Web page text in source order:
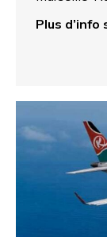
Plus d’info